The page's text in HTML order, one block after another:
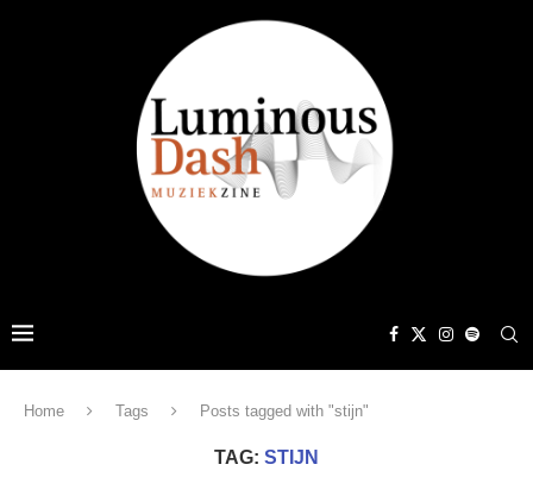
Home Tags Posts tagged with "stijn"
TAG: STIJN